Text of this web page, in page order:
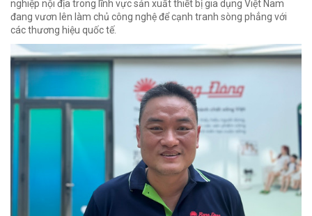
nghiệp nội địa trong lĩnh vực sản xuất thiết bị gia dụng Việt Nam
đang vươn lên làm chủ công nghệ để cạnh tranh sòng phẳng với
các thương hiệu quốc tế.